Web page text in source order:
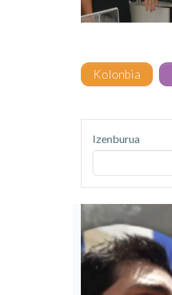
Kolonbia
Izenburua